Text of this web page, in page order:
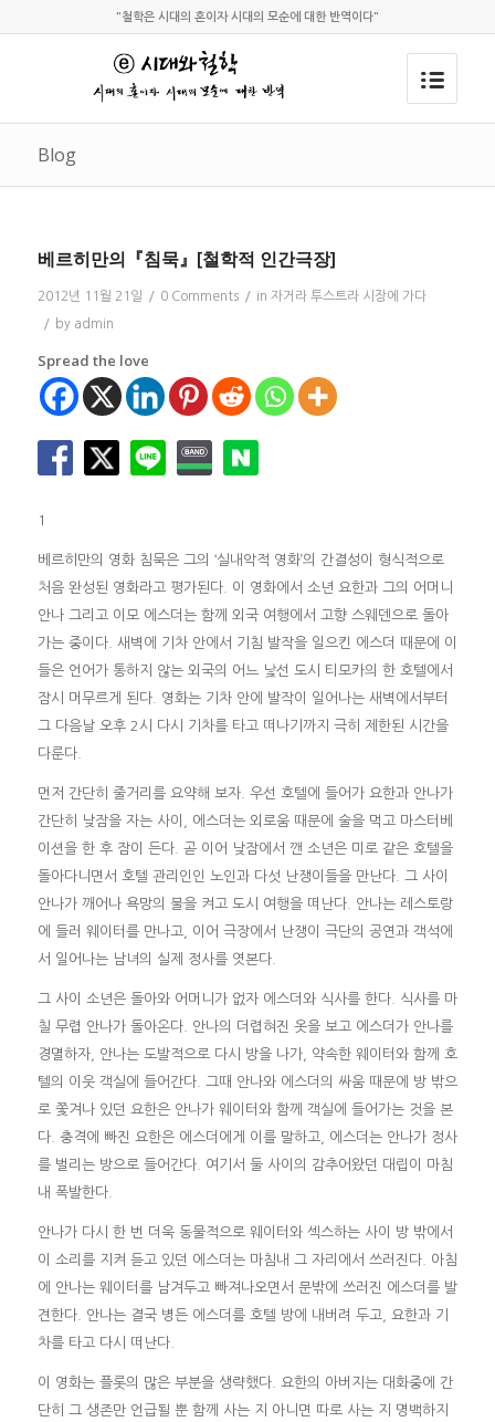
"철학은 시대의 혼이자 시대의 모순에 대한 반역이다"
Blog
베르히만의『침묵』[철학적 인간극장]
2012년 11월 21일 / 0 Comments / in 자거라 투스트라 시장에 가다
/ by admin
Spread the love
1
베르히만의 영화 침묵은 그의 ‘실내악적 영화’의 간결성이 형식적으로
처음 완성된 영화라고 평가된다. 이 영화에서 소년 요한과 그의 어머니
안나 그리고 이모 에스더는 함께 외국 여행에서 고향 스웨덴으로 돌아
가는 중이다. 새벽에 기차 안에서 기침 발작을 일으킨 에스더 때문에 이
들은 언어가 통하지 않는 외국의 어느 낯선 도시 티모카의 한 호텔에서
잠시 머무르게 된다. 영화는 기차 안에 발작이 일어나는 새벽에서부터
그 다음날 오후 2시 다시 기차를 타고 떠나기까지 극히 제한된 시간을
다룬다.
먼저 간단히 줄거리를 요약해 보자. 우선 호텔에 들어가 요한과 안나가
간단히 낮잠을 자는 사이, 에스더는 외로움 때문에 술을 먹고 마스터베
이션을 한 후 잠이 든다. 곧 이어 낮잠에서 깬 소년은 미로 같은 호텔을
돌아다니면서 호텔 관리인인 노인과 다섯 난쟁이들을 만난다. 그 사이
안나가 깨어나 욕망의 불을 켜고 도시 여행을 떠난다. 안나는 레스토랑
에 들러 웨이터를 만나고, 이어 극장에서 난쟁이 극단의 공연과 객석에
서 일어나는 남녀의 실제 정사를 엿본다.
그 사이 소년은 돌아와 어머니가 없자 에스더와 식사를 한다. 식사를 마
칠 무렵 안나가 돌아온다. 안나의 더렵혀진 옷을 보고 에스더가 안나를
경멸하자, 안나는 도발적으로 다시 방을 나가, 약속한 웨이터와 함께 호
텔의 이웃 객실에 들어간다. 그때 안나와 에스더의 싸움 때문에 방 밖으
로 쫓겨나 있던 요한은 안나가 웨이터와 함께 객실에 들어가는 것을 본
다. 충격에 빠진 요한은 에스더에게 이를 말하고, 에스더는 안나가 정사
를 벌리는 방으로 들어간다. 여기서 둘 사이의 감추어왔던 대립이 마침
내 폭발한다.
안나가 다시 한 번 더욱 동물적으로 웨이터와 섹스하는 사이 방 밖에서
이 소리를 지켜 듣고 있던 에스더는 마침내 그 자리에서 쓰러진다. 아침
에 안나는 웨이터를 남겨두고 빠져나오면서 문밖에 쓰러진 에스더를 발
견한다. 안나는 결국 병든 에스더를 호텔 방에 내버려 두고, 요한과 기
차를 타고 다시 떠난다.
이 영화는 플롯의 많은 부분을 생략했다. 요한의 아버지는 대화중에 간
단히 그 생존만 언급될 뿐 함께 사는 지 아니면 따로 사는 지 명백하지